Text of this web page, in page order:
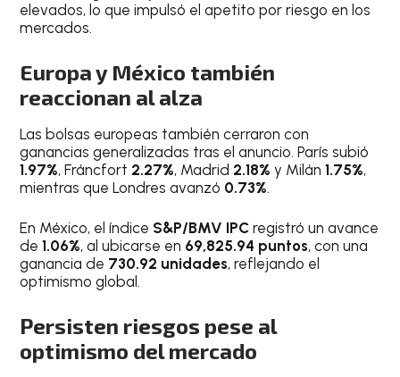
elevados, lo que impulsó el apetito por riesgo en los
mercados.
Europa y México también
reaccionan al alza
Las bolsas europeas también cerraron con
ganancias generalizadas tras el anuncio. París subió
1.97%, Fráncfort 2.27%, Madrid 2.18% y Milán1.75%,
mientras que Londres avanzó 0.73%.
En México, el índice S&P/BMV IPC registró un avance
de1.06%, al ubicarse en 69,825.94 puntos, con una
ganancia de 730.92 unidades, reflejando el
optimismo global.
Persisten riesgos pese al
optimismo del mercado